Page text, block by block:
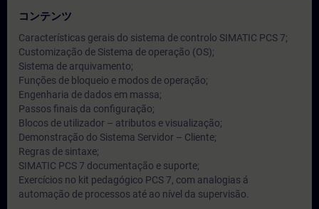
コンテンツ
Características gerais do sistema de controlo SIMATIC PCS 7;
Customização de Sistema de operação (OS);
Sistema de arquivamento;
Funções de bloqueio e modos de operação;
Engenharia de dados em massa;
Passos finais da configuração;
Blocos de utilizador – atributos e visualização;
Demonstração do Sistema Servidor – Cliente;
Regras de sintaxe;
SIMATIC PCS 7 documentação e suporte;
Exercícios no kit pedagógico PCS 7, com analogias á
automação de processos até ao nível da supervisão.